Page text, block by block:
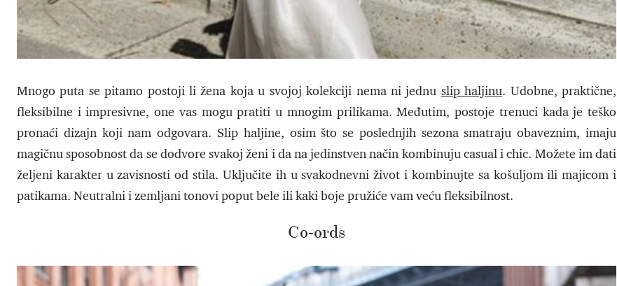
Mnogo puta se pitamo postoji li žena koja u svojoj kolekciji nema ni jednu slip haljinu. Udobne, praktične,
fleksibilne i impresivne, one vas mogu pratiti u mnogim prilikama. Međutim, postoje trenuci kada je teško
pronaći dizajn koji nam odgovara. Slip haljine, osim što se poslednjih sezona smatraju obaveznim, imaju
magičnu sposobnost da se dodvore svakoj ženi i da na jedinstven način kombinuju casual i chic. Možete im dati
željeni karakter u zavisnosti od stila. Uključite ih u svakodnevni život i kombinujte sa košuljom ili majicom i
patikama. Neutralni i zemljani tonovi poput bele ili kaki boje pružiće vam veću fleksibilnost.
Co-ords